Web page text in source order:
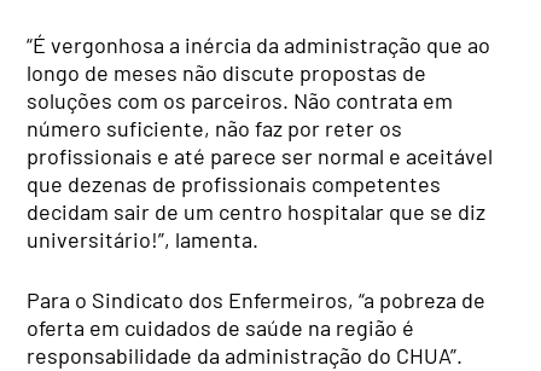
“É vergonhosa a inércia da administração que ao
longo de meses não discute propostas de
soluções com os parceiros. Não contrata em
número suficiente, não faz por reter os
profissionais e até parece ser normal e aceitável
que dezenas de profissionais competentes
decidam sair de um centro hospitalar que se diz
universitário!”, lamenta.
Para o Sindicato dos Enfermeiros, “a pobreza de
oferta em cuidados de saúde na região é
responsabilidade da administração do CHUA”.